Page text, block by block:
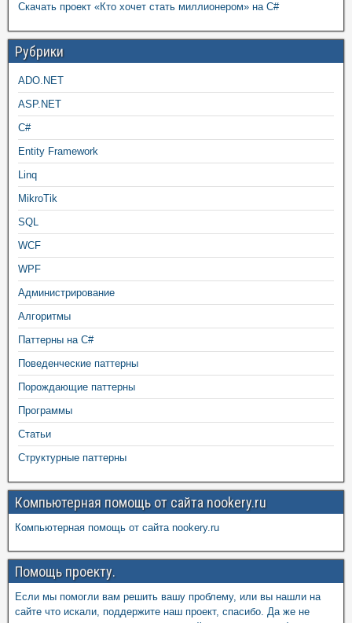
Скачать проект «Кто хочет стать миллионером» на C#
Рубрики
ADO.NET
ASP.NET
C#
Entity Framework
Linq
MikroTik
SQL
WCF
WPF
Администрирование
Алгоритмы
Паттерны на C#
Поведенческие паттерны
Порождающие паттерны
Программы
Статьи
Структурные паттерны
Компьютерная помощь от сайта nookery.ru
Компьютерная помощь от сайта nookery.ru
Помощь проекту.
Если мы помогли вам решить вашу проблему, или вы нашли на
сайте что искали, поддержите наш проект, спасибо. Да же не